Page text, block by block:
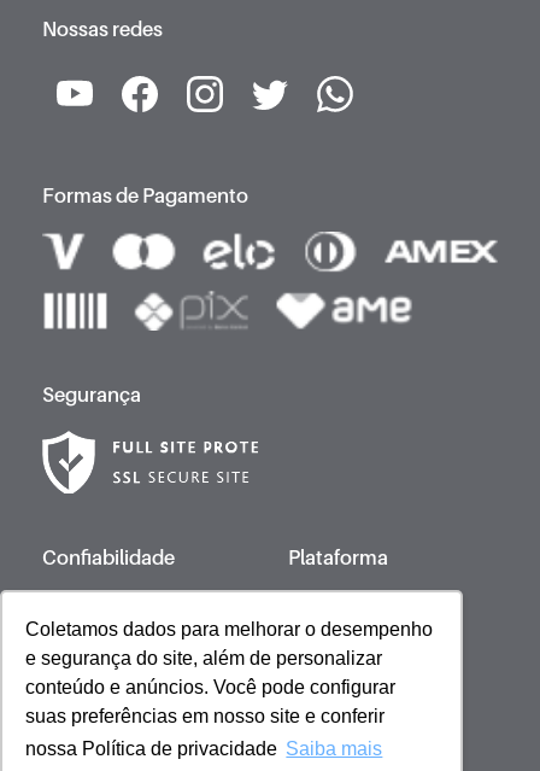
Coletamos dados para melhorar o desempenho
e segurança do site, além de personalizar
conteúdo e anúncios. Você pode configurar
suas preferências em nosso site e conferir
nossa Política de privacidade Saiba mais
Nossas redes
Formas de Pagamento
Segurança
Confiabilidade Plataforma
Desenvolvido por